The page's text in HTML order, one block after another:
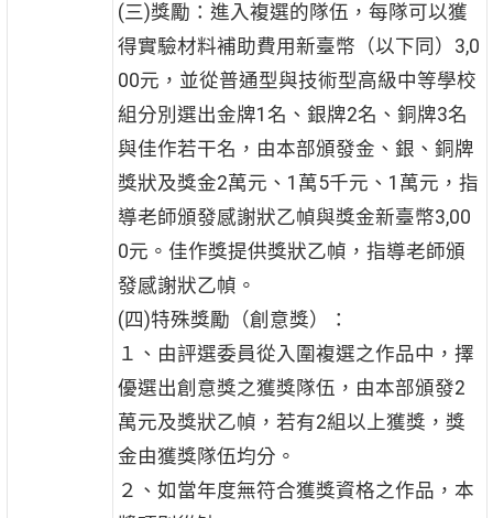
(三)獎勵：進入複選的隊伍，每隊可以獲
得實驗材料補助費用新臺幣（以下同）3,0
00元，並從普通型與技術型高級中等學校
組分別選出金牌1名、銀牌2名、銅牌3名
與佳作若干名，由本部頒發金、銀、銅牌
獎狀及獎金2萬元、1萬5千元、1萬元，指
導老師頒發感謝狀乙幀與獎金新臺幣3,00
0元。佳作獎提供獎狀乙幀，指導老師頒
發感謝狀乙幀。
(四)特殊獎勵（創意獎）：
１、由評選委員從入圍複選之作品中，擇
優選出創意獎之獲獎隊伍，由本部頒發2
萬元及獎狀乙幀，若有2組以上獲獎，獎
金由獲獎隊伍均分。
２、如當年度無符合獲獎資格之作品，本